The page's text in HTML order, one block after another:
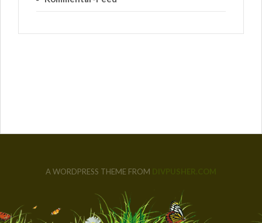
A WORDPRESS THEME FROM DIVPUSHER.COM